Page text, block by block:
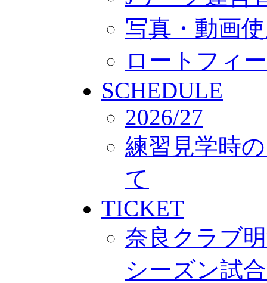
写真・動画
ロートフィ
SCHEDULE
2026/27
練習見学時
て
TICKET
奈良クラブ
シーズン試